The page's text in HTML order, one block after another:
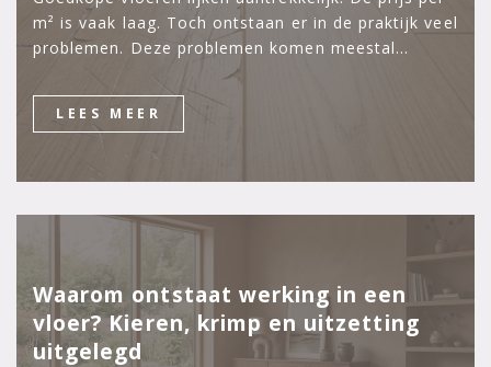
m² is vaak laag. Toch ontstaan er in de praktijk veel
problemen. Deze problemen komen meestal…
LEES MEER
Waarom ontstaat werking in een
vloer? Kieren, krimp en uitzetting
uitgelegd